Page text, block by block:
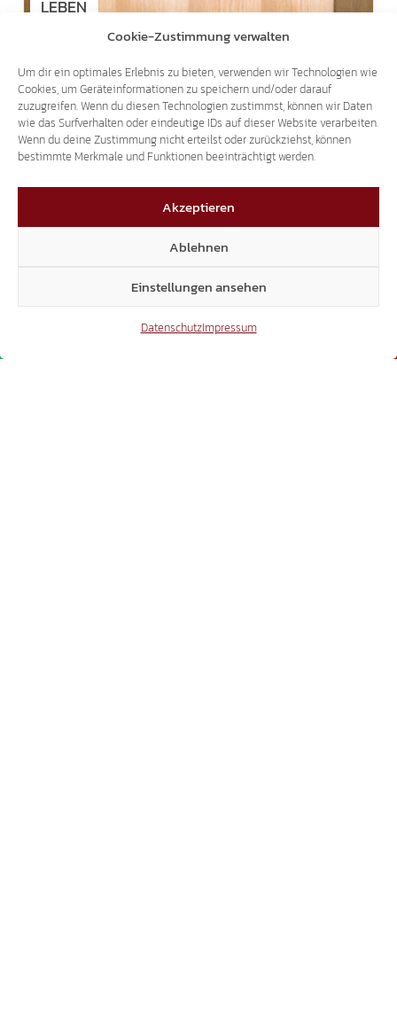
Cookie-Zustimmung verwalten
Um dir ein optimales Erlebnis zu bieten, verwenden wir Technologien wie
Cookies, um Geräteinformationen zu speichern und/oder darauf
zuzugreifen. Wenn du diesen Technologien zustimmst, können wir Daten
wie das Surfverhalten oder eindeutige IDs auf dieser Website verarbeiten.
Wenn du deine Zustimmung nicht erteilst oder zurückziehst, können
bestimmte Merkmale und Funktionen beeinträchtigt werden.
Akzeptieren
Ablehnen
Einstellungen ansehen
DatenschutzImpressum
LEBEN